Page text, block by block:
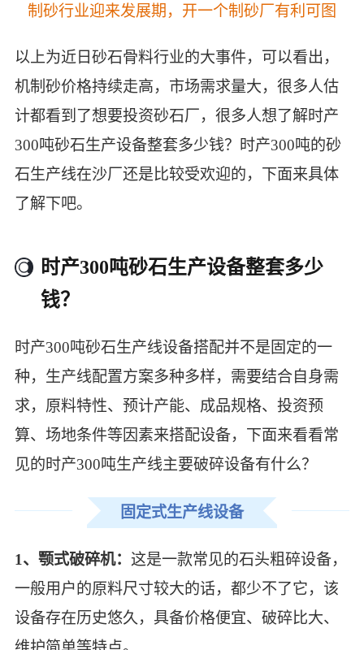
制砂行业迎来发展期，开一个制砂厂有利可图
以上为近日砂石骨料行业的大事件，可以看出，
机制砂价格持续走高，市场需求量大，很多人估
计都看到了想要投资砂石厂，很多人想了解时产
300吨砂石生产设备整套多少钱？时产300吨的砂
石生产线在沙厂还是比较受欢迎的，下面来具体
了解下吧。
时产300吨砂石生产设备整套多少
钱？
时产300吨砂石生产线设备搭配并不是固定的一
种，生产线配置方案多种多样，需要结合自身需
求，原料特性、预计产能、成品规格、投资预
算、场地条件等因素来搭配设备，下面来看看常
见的时产300吨生产线主要破碎设备有什么？
固定式生产线设备
1、颚式破碎机： 这是一款常见的石头粗碎设备，
一般用户的原料尺寸较大的话，都少不了它，该
设备存在历史悠久，具备价格便宜、破碎比大、